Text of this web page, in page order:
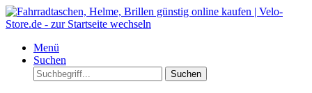
Menü
Suchen
Suchen